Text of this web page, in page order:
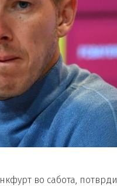
во сабота, потврди